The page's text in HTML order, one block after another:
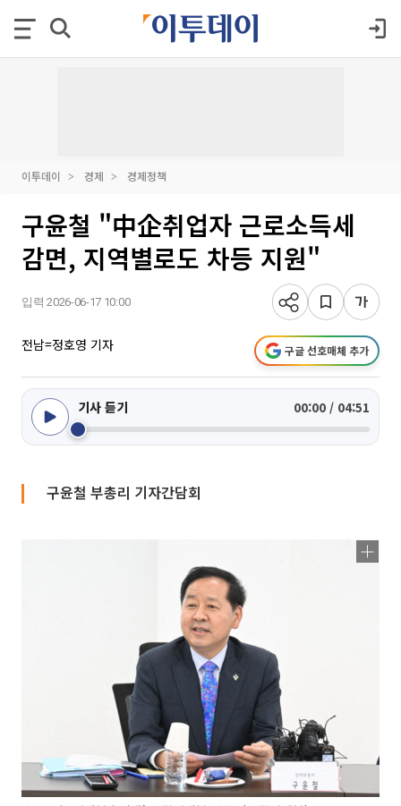
이투데이 경제 경제정책
구윤철 "中企취업자 근로소득세
감면, 지역별로도 차등 지원"
입력 2026-06-17 10:00
전남=정호영 기자 구글 선호매체 추가
기사 듣기 00:00 / 04:51
구윤철 부총리 기자간담회